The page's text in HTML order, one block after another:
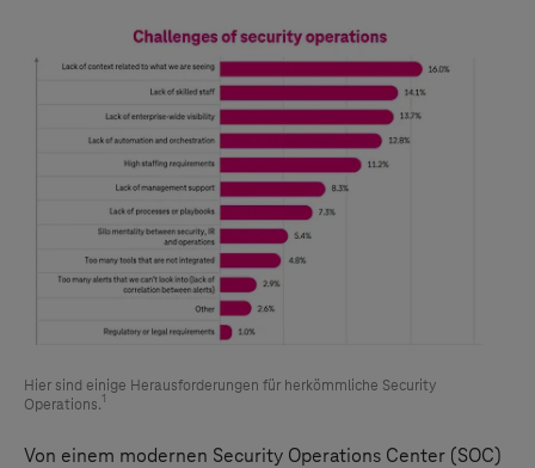
Hier sind einige Herausforderungen für herkömmliche Security
Operations.1
Von einem modernen Security Operations Center (SOC)